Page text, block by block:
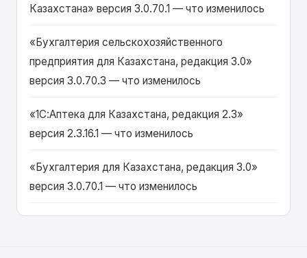
Казахстана» версия 3.0.70.1 — что изменилось
«Бухгалтерия сельскохозяйственного
предприятия для Казахстана, редакция 3.0»
версия 3.0.70.3 — что изменилось
«1С:Аптека для Казахстана, редакция 2.3»
версия 2.3.16.1 — что изменилось
«Бухгалтерия для Казахстана, редакция 3.0»
версия 3.0.70.1 — что изменилось